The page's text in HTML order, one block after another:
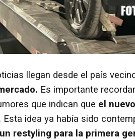
llegan desde el país
Es importante
que indican que el
Esta idea ya había sido
restyling para la primera